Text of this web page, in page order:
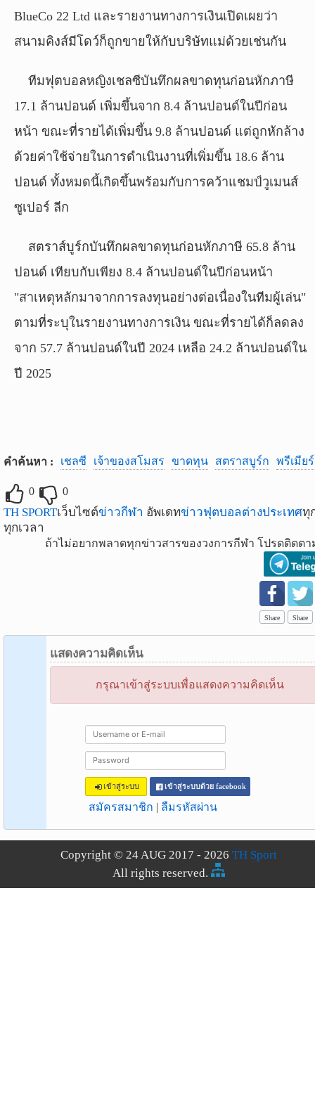
BlueCo 22 Ltd และรายงานทางการเงินเปิดเผยว่า
สนามคิงส์มีโดว์ก็ถูกขายให้กับบริษัทแม่ด้วยเช่นกัน
ทีมฟุตบอลหญิงเชลซีบันทึกผลขาดทุนก่อนหักภาษี
17.1 ล้านปอนด์ เพิ่มขึ้นจาก 8.4 ล้านปอนด์ในปีก่อน
หน้า ขณะที่รายได้เพิ่มขึ้น 9.8 ล้านปอนด์ แต่ถูกหักล้าง
ด้วยค่าใช้จ่ายในการดำเนินงานที่เพิ่มขึ้น 18.6 ล้าน
ปอนด์ ทั้งหมดนี้เกิดขึ้นพร้อมกับการคว้าแชมป์วูเมนส์
ซูเปอร์ ลีก
สตราส์บูร์กบันทึกผลขาดทุนก่อนหักภาษี 65.8 ล้าน
ปอนด์ เทียบกับเพียง 8.4 ล้านปอนด์ในปีก่อนหน้า
"สาเหตุหลักมาจากการลงทุนอย่างต่อเนื่องในทีมผู้เล่น"
ตามที่ระบุในรายงานทางการเงิน ขณะที่รายได้ก็ลดลง
จาก 57.7 ล้านปอนด์ในปี 2024 เหลือ 24.2 ล้านปอนด์ใน
ปี 2025
คำค้นหา : เชลซี เจ้าของสโมสร ขาดทุน สตราสบูร์ก พรีเมีย
0 0
TH SPORTเว็บไซต์ข่าวกีฬา อัพเดทข่าวฟุตบอลต่างประเทศทุ
ทุกเวลา
ถ้าไม่อยากพลาดทุกข่าวสารของวงการกีฬา โปรดติดตา
Share Share
แสดงความคิดเห็น
กรุณาเข้าสู่ระบบเพื่อแสดงความคิดเห็น
เข้าสู่ระบบ เข้าสู่ระบบด้วย facebook
สมัครสมาชิก | ลืมรหัสผ่าน
Copyright © 24 AUG 2017 - 2026 TH Sport
All rights reserved.